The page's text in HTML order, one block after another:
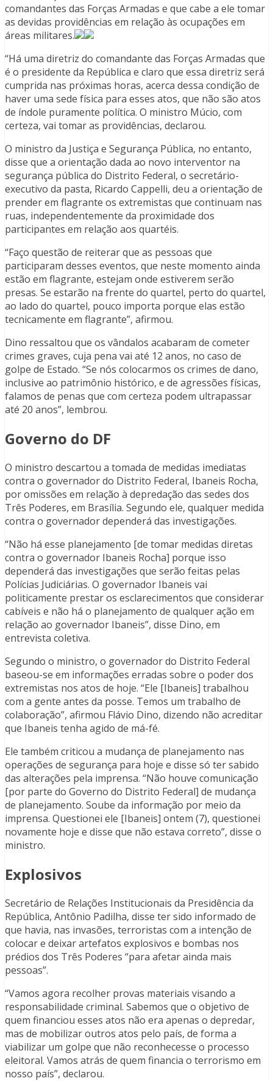
comandantes das Forças Armadas e que cabe a ele tomar
as devidas providências em relação às ocupações em
áreas militares.
“Há uma diretriz do comandante das Forças Armadas que
é o presidente da República e claro que essa diretriz será
cumprida nas próximas horas, acerca dessa condição de
haver uma sede física para esses atos, que não são atos
de índole puramente política. O ministro Múcio, com
certeza, vai tomar as providências, declarou.
O ministro da Justiça e Segurança Pública, no entanto,
disse que a orientação dada ao novo interventor na
segurança pública do Distrito Federal, o secretário-
executivo da pasta, Ricardo Cappelli, deu a orientação de
prender em flagrante os extremistas que continuam nas
ruas, independentemente da proximidade dos
participantes em relação aos quartéis.
“Faço questão de reiterar que as pessoas que
participaram desses eventos, que neste momento ainda
estão em flagrante, estejam onde estiverem serão
presas. Se estarão na frente do quartel, perto do quartel,
ao lado do quartel, pouco importa porque elas estão
tecnicamente em flagrante”, afirmou.
Dino ressaltou que os vândalos acabaram de cometer
crimes graves, cuja pena vai até 12 anos, no caso de
golpe de Estado. “Se nós colocarmos os crimes de dano,
inclusive ao patrimônio histórico, e de agressões físicas,
falamos de penas que com certeza podem ultrapassar
até 20 anos”, lembrou.
Governo do DF
O ministro descartou a tomada de medidas imediatas
contra o governador do Distrito Federal, Ibaneis Rocha,
por omissões em relação à depredação das sedes dos
Três Poderes, em Brasília. Segundo ele, qualquer medida
contra o governador dependerá das investigações.
“Não há esse planejamento [de tomar medidas diretas
contra o governador Ibaneis Rocha] porque isso
dependerá das investigações que serão feitas pelas
Polícias Judiciárias. O governador Ibaneis vai
politicamente prestar os esclarecimentos que considerar
cabíveis e não há o planejamento de qualquer ação em
relação ao governador Ibaneis”, disse Dino, em
entrevista coletiva.
Segundo o ministro, o governador do Distrito Federal
baseou-se em informações erradas sobre o poder dos
extremistas nos atos de hoje. “Ele [Ibaneis] trabalhou
com a gente antes da posse. Temos um trabalho de
colaboração”, afirmou Flávio Dino, dizendo não acreditar
que Ibaneis tenha agido de má-fé.
Ele também criticou a mudança de planejamento nas
operações de segurança para hoje e disse só ter sabido
das alterações pela imprensa. “Não houve comunicação
[por parte do Governo do Distrito Federal] de mudança
de planejamento. Soube da informação por meio da
imprensa. Questionei ele [Ibaneis] ontem (7), questionei
novamente hoje e disse que não estava correto”, disse o
ministro.
Explosivos
Secretário de Relações Institucionais da Presidência da
República, Antônio Padilha, disse ter sido informado de
que havia, nas invasões, terroristas com a intenção de
colocar e deixar artefatos explosivos e bombas nos
prédios dos Três Poderes “para afetar ainda mais
pessoas”.
“Vamos agora recolher provas materiais visando a
responsabilidade criminal. Sabemos que o objetivo de
quem financiou esses atos não era apenas o depredar,
mas de mobilizar outros atos pelo país, de forma a
viabilizar um golpe que não reconhecesse o processo
eleitoral. Vamos atrás de quem financia o terrorismo em
nosso país”, declarou.